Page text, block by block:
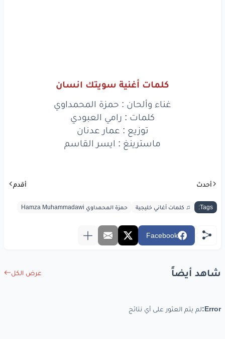
الغلط
www.lyrics-arabic.com
كلمات أغنية سويتك انسان
غناء وألحان : حمزة المحمداوي
كلمات : رامي العبودي
توزيع : عمار عدنان
ماسترينغ : ايسر القاسم
أحدث أقدم
Tags: ♫ كلمات أغاني خليجية حمزة المحمداوي Hamza Muhammadawi
Facebook
شاهد أيضاً عرض الكل
Error: لم يتم العثور على أي نتائج